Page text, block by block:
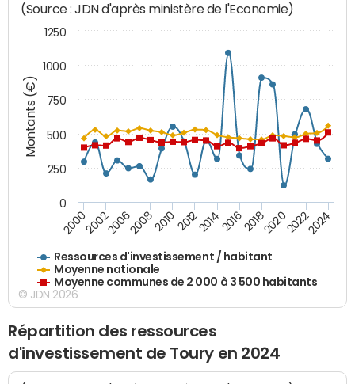
Montants (€)
(Source : JDN d'après ministère de l'Economie)
Ressources d'investissement / habitant
Moyenne nationale
Moyenne communes de 2 000 à 3 500 habitants
200020022006200820102012201420162018202020222024
0
250
500
750
1000
1250
© JDN 2026
Répartition des ressources
d'investissement de Toury en 2024